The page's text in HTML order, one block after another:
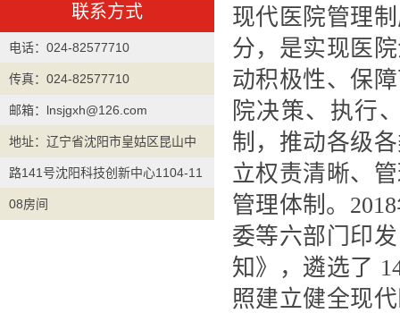
联系方式
电话：024-82577710
传真：024-82577710
邮箱：lnsjgxh@126.com
地址：辽宁省沈阳市皇姑区昆山中
路141号沈阳科技创新中心1104-11
08房间
现代医院管理
分，是实现医
动积极性、保
院决策、执行
制，推动各级
立权责清晰、
管理体制。
委等六部门印
知》，遴选了
照建立健全现